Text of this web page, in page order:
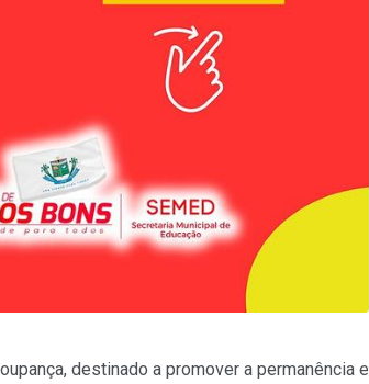
destinado a promover a permanência e